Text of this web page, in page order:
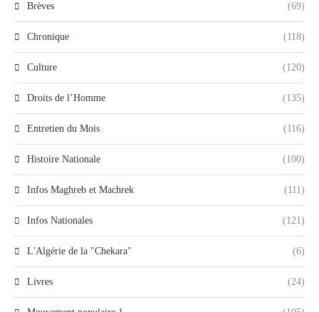
Brèves (69)
Chronique (118)
Culture (120)
Droits de l’Homme (135)
Entretien du Mois (116)
Histoire Nationale (100)
Infos Maghreb et Machrek (111)
Infos Nationales (121)
L'Algérie de la "Chekara" (6)
Livres (24)